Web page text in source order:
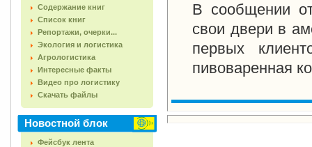
Содержание книг
Список книг
Репортажи, очерки...
Экология и логистика
Агрологистика
Интересные факты
Видео про логистику
Скачать файлы
Новостной блок
Фейсбук лента
В сообщении
свои двери в
первых
пивоваренная